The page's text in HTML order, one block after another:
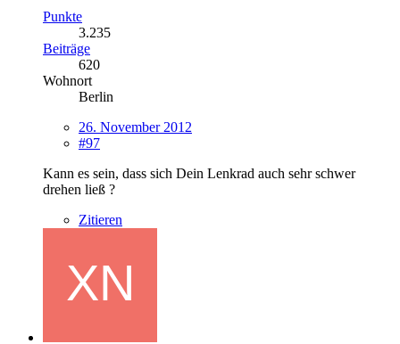
Punkte
3.235
Beiträge
620
Wohnort
Berlin
26. November 2012
#97
Kann es sein, dass sich Dein Lenkrad auch sehr schwer
drehen ließ ?
Zitieren